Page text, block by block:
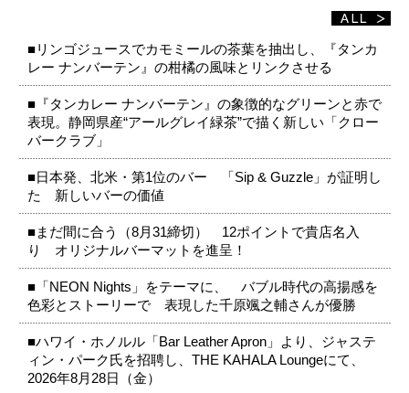
■リンゴジュースでカモミールの茶葉を抽出し、『タンカ
レー ナンバーテン』の柑橘の風味とリンクさせる
■『タンカレー ナンバーテン』の象徴的なグリーンと赤で
表現。静岡県産“アールグレイ緑茶”で描く新しい「クロー
バークラブ」
■日本発、北米・第1位のバー 「Sip & Guzzle」が証明し
た 新しいバーの価値
■まだ間に合う（8月31締切） 12ポイントで貴店名入
り オリジナルバーマットを進呈！
■「NEON Nights」をテーマに、 バブル時代の高揚感を
色彩とストーリーで 表現した千原颯之輔さんが優勝
■ハワイ・ホノルル「Bar Leather Apron」より、ジャステ
ィン・パーク氏を招聘し、THE KAHALA Loungeにて、
2026年8月28日（金）